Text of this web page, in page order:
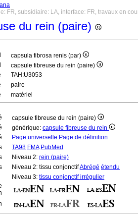
FR, subsidiaire: LA, interface: FR, travaux en
du rein (paire)
capsula fibrosa renis (par)
capsule fibreuse du rein (paire)
TAH:U3053
paire
matériel
capsule fibreuse du rein (paire)
générique: capsule fibreuse du rein
Page universelle Page de définition
TA98 FMA PubMed
Niveau 2: rein (paire)
Niveau 2: tissu conjonctifAbrégé étendu
Niveau 3: tissu conjonctif irrégulier